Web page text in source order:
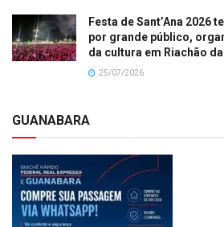
Festa de Sant’Ana 2026
por grande público,
da cultura em Riachão
25/07/2026
GUANABARA